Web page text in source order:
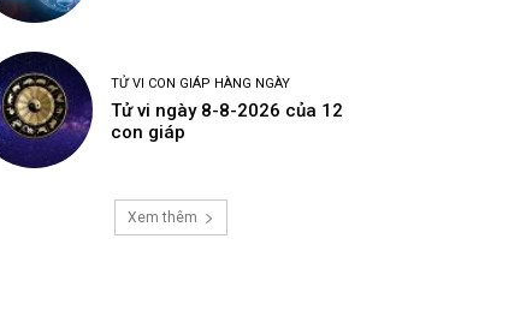
TỬ VI CON GIÁP HÀNG NGÀY
Tử vi ngày 8-8-2026 của 12
con giáp
Xem thêm